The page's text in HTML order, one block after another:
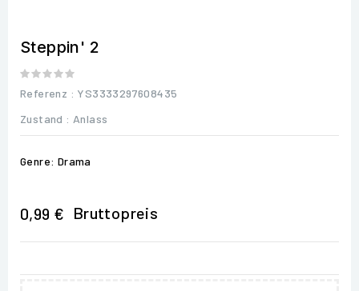
Steppin' 2
Referenz : YS3333297608435
Zustand : Anlass
Genre: Drama
0,99 € Bruttopreis